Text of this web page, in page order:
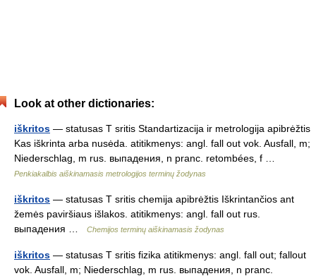
Look at other dictionaries:
iškritos — statusas T sritis Standartizacija ir metrologija apibrėžtis
Kas iškrinta arba nusėda. atitikmenys: angl. fall out vok. Ausfall, m;
Niederschlag, m rus. выпадения, n pranc. retombées, f …
Penkiakalbis aiškinamasis metrologijos terminų žodynas
iškritos — statusas T sritis chemija apibrėžtis Iškrintančios ant
žemės paviršiaus išlakos. atitikmenys: angl. fall out rus.
выпадения …
Chemijos terminų aiškinamasis žodynas
iškritos — statusas T sritis fizika atitikmenys: angl. fall out; fallout
vok. Ausfall, m; Niederschlag, m rus. выпадения, n pranc.